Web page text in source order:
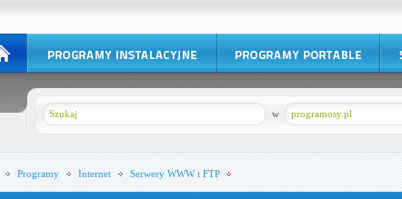
programosy.pl
w
Programy Internet Serwery WWW i FTP